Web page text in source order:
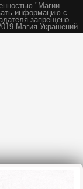
"Магии
информацию с
запрещено.
Магия Украшений